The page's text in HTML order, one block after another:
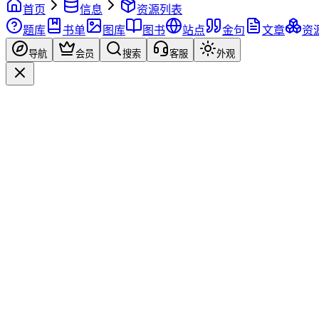
首页 信息
资源列表
题库
书单 图库 图书 站点 金句 文章 资
导航 会员 搜索 客服 外观